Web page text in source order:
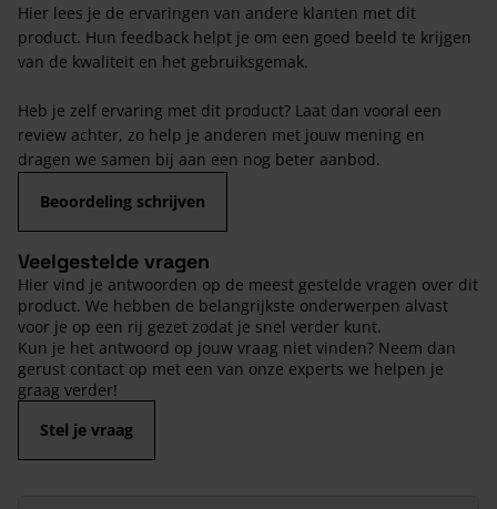
Hier lees je de ervaringen van andere klanten met dit
product. Hun feedback helpt je om een goed beeld te krijgen
van de kwaliteit en het gebruiksgemak.
Heb je zelf ervaring met dit product? Laat dan vooral een
review achter, zo help je anderen met jouw mening en
dragen we samen bij aan een nog beter aanbod.
Beoordeling schrijven
Veelgestelde vragen
Hier vind je antwoorden op de meest gestelde vragen over dit
product. We hebben de belangrijkste onderwerpen alvast
voor je op een rij gezet zodat je snel verder kunt.
Kun je het antwoord op jouw vraag niet vinden? Neem dan
gerust contact op met een van onze experts we helpen je
graag verder!
Stel je vraag